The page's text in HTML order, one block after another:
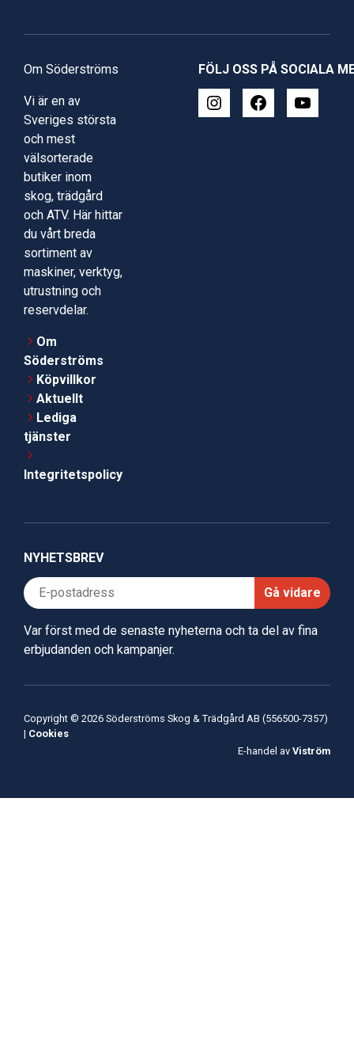
Om Söderströms
Vi är en av
Sveriges största
och mest
välsorterade
butiker inom
skog, trädgård
och ATV. Här hittar
du vårt breda
sortiment av
maskiner, verktyg,
utrustning och
reservdelar.
Om
Söderströms
Köpvillkor
Aktuellt
Lediga
tjänster
Integritetspolicy
FÖLJ OSS PÅ SOCIALA
NYHETSBREV
Gå vidare
Var först med de senaste nyheterna och ta del av fina
erbjudanden och kampanjer.
Copyright © 2026 Söderströms Skog & Trädgård AB (556500-7357)
| Cookies
E-handel av Viström